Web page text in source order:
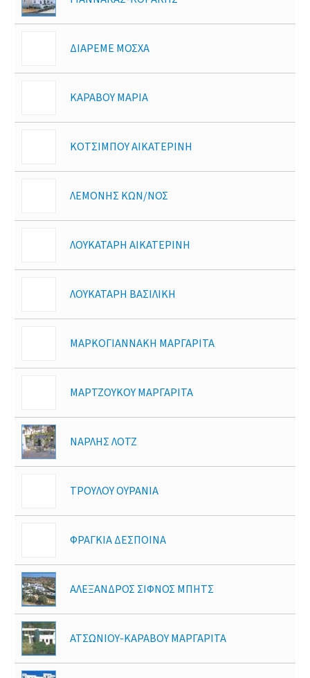
ΔΙΑΡΕΜΕ ΜΟΣΧΑ
ΚΑΡΑΒΟΥ ΜΑΡΙΑ
ΚΟΤΣΙΜΠΟΥ ΑΙΚΑΤΕΡΙΝΗ
ΛΕΜΟΝΗΣ ΚΩΝ/ΝΟΣ
ΛΟΥΚΑΤΑΡΗ ΑΙΚΑΤΕΡΙΝΗ
ΛΟΥΚΑΤΑΡΗ ΒΑΣΙΛΙΚΗ
ΜΑΡΚΟΓΙΑΝΝΑΚΗ ΜΑΡΓΑΡΙΤΑ
ΜΑΡΤΖΟΥΚΟΥ ΜΑΡΓΑΡΙΤΑ
ΝΑΡΛΗΣ ΛΟΤΖ
ΤΡΟΥΛΟΥ ΟΥΡΑΝΙΑ
ΦΡΑΓΚΙΑ ΔΕΣΠΟΙΝΑ
ΑΛΕΞΑΝΔΡΟΣ ΣΙΦΝΟΣ ΜΠΗΤΣ
ΑΤΣΩΝΙΟΥ-ΚΑΡΑΒΟΥ ΜΑΡΓΑΡΙΤΑ